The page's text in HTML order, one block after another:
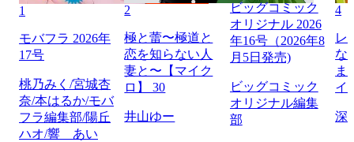
1
モバフラ 2026年
17号
桃乃みく/宮城杏
奈/本はるか/モバ
フラ編集部/陽丘
ハオ/響 あい
2
極と蕾〜極道と
恋を知らない人
妻と〜【マイク
ロ】 30
井山ゆー
ビッグコミック
オリジナル 2026
年16号（2026年8
月5日発売)
ビッグコミック
オリジナル編集
部
4
レ
な
ま
イ
深